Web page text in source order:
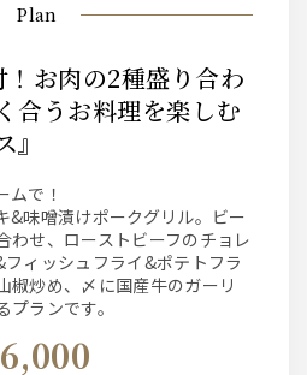
Plan
合うお料理を楽しむ
』
ムで！
&味噌漬けポークグリル。ビー
わせ、ローストビーフのチョレ
ィッシュフライ&ポテトフラ
椒炒め、〆に国産牛のガーリ
ランです。
6,000